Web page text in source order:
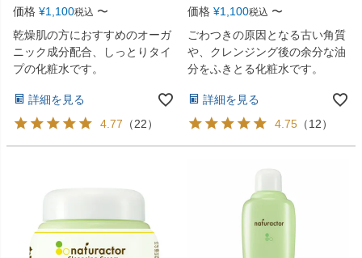
価格 ¥1,100税込 〜
乾燥肌の方におすすめのオーガ
ニック成分配合、しっとりタイ
プの化粧水です。
詳細を見る
4.77 （22）
価格 ¥1,100税込 〜
ごわつきの原因となる古い角質
や、クレンジング後の余分な油
分をふきとる化粧水です。
詳細を見る
4.75 （12）